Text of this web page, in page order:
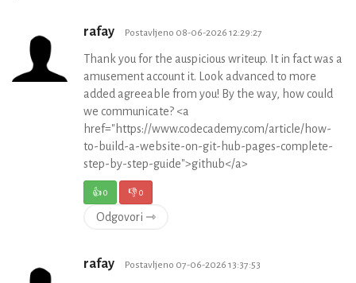
rafay Postavljeno 08-06-2026 12:29:27
Thank you for the auspicious writeup. It in fact was a
amusement account it. Look advanced to more
added agreeable from you! By the way, how could
we communicate? <a
href="https://www.codecademy.com/article/how-
to-build-a-website-on-git-hub-pages-complete-
step-by-step-guide">github</a>
👍0 👎0
Odgovori ⇾
rafay Postavljeno 07-06-2026 13:37:53